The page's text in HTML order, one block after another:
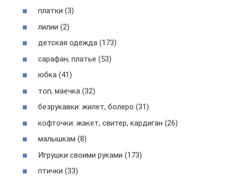
платки (3)
лилии (2)
детская одежда (173)
сарафан, платье (53)
юбка (41)
топ, маечка (32)
безрукавки: жилет, болеро (31)
кофточки: жакет, свитер, кардиган (26)
малышкам (8)
Игрушки своими руками (173)
птички (33)